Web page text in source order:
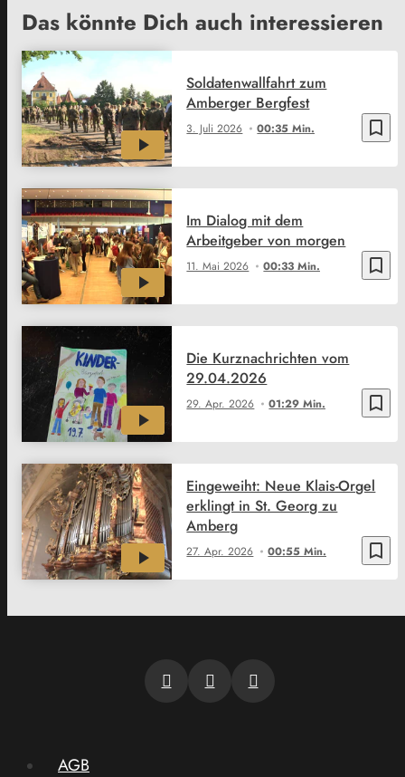
Das könnte Dich auch interessieren
bookmark_border
3. Juli 2026 00:35 Min.
Soldatenwallfahrt zum
Amberger Bergfest
bookmark_border
11. Mai 2026 00:33 Min.
Im Dialog mit dem
Arbeitgeber von morgen
bookmark_border
29. Apr. 2026 01:29 Min.
Die Kurznachrichten vom
29.04.2026
bookmark_border
27. Apr. 2026 00:55 Min.
Eingeweiht: Neue Klais-Orgel
erklingt in St. Georg zu
Amberg
AGB